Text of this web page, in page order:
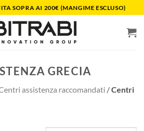
SOPRA AI 200€ (MANGIME ESCLUSO)
GRECIA
assistenza raccomandati /Centri